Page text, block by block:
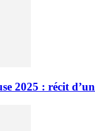
2025 : récit